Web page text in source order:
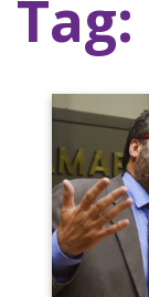
Tag: